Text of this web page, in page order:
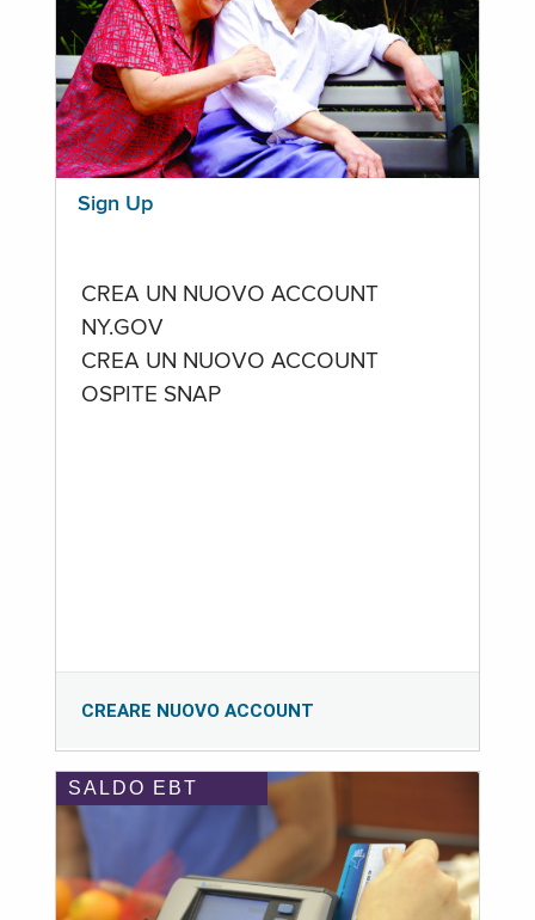
Sign Up
CREA UN NUOVO ACCOUNT
NY.GOV
CREA UN NUOVO ACCOUNT
OSPITE SNAP
CREARE NUOVO ACCOUNT
SALDO EBT